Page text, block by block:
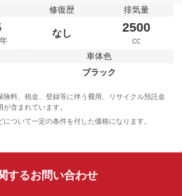
修復歴
なし
排気量
2500
cc
車体色
ブラック
料、税金、登録等に伴う費用、リサイクル預託金
含まれています。
ついて一定の条件を付した価格になります。
するお問い合わせ